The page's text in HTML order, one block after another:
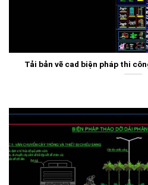
Tải bản vẽ cad biện pháp thi